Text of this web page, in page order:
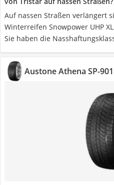
Auf nassen Straßen verlängert
Winterreifen Snowpower UHP
Sie haben die
Austone Athena SP-